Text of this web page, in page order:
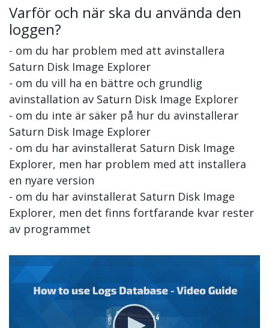
Varför och när ska du använda den
loggen?
- om du har problem med att avinstallera
Saturn Disk Image Explorer
- om du vill ha en bättre och grundlig
avinstallation av Saturn Disk Image Explorer
- om du inte är säker på hur du avinstallerar
Saturn Disk Image Explorer
- om du har avinstallerat Saturn Disk Image
Explorer, men har problem med att installera
en nyare version
- om du har avinstallerat Saturn Disk Image
Explorer, men det finns fortfarande kvar rester
av programmet